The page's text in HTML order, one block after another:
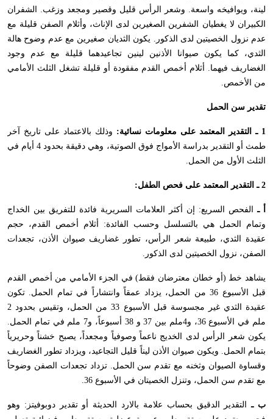
لينة، ويوافيخه واسعة. وشعر الرأس قليل وقصير ومجعد وزغب. الشفران
الكبيران لا يغطيان الشفرين الصغيرين لدى الإناث، وأثلام الصفن قليلة مع
عدم نزول الخصيتين لدى الذكور. يكون الثديان صغيرين مع عدم وضوح هالة
الثدي، كما يكون صيوانا الأذنين لينين تجاعيدهما قليلة مع عدم وجود
الغضاريف فيهما. أثلام أخمص القدم مفقودة أو قليلة تشغل الثلث الأمامي
من الأخمص.
تقدير سن الحمل
1 ـ التقدير المعتمد على معلومات نسائية:
وذلك بالاعتماد على تاريخ آخر
طمث أو التقدير بدراسة الأمواج فوق الصوتية، وهي دقيقة بحدود 4 أيام في
الثلث الأول من الحمل.
2 ـ التقدير المعتمد على فحص الطفل:
أ ـ
الفحص السريع: إن أكثر العلامات السريرية فائدة للتفريق بين الخداج
وتمام الحمل هي بالتسلسل وحسب الفائدة: أثلام أخمص القدم، حجم
عقيدة الثدي، طبيعة شعر الرأس، تطور غضاريف صيوان الأذن، تجعدات
الصفن، نزول الخصيتين لدى الذكور.
يشاهد خط (أو خطان معترضان فقط) في الجزء الأمامي من أخمص القدم
قبل الأسبوع 36 من الحمل، يزداد عمقاً وانتشاراً في تمام الحمل. تكون
عقيدة الثدي غير مجسوسة قبل الأسبوع 33 من الحمل، وتقيس بحدود 2
ملم في الأسبوع 36، و4ملم بين 37 و 38 أسبوعاً، و7 ملم في تمام الحمل.
يكون شعر الرأس لدى الخديج ناعماً وصوفياً ومجعداً، يصبح خشناً وحريرياً
بتمام الحمل. ويكون صيوان الأذن ليناً قليل التجاعيد، ويزداد تطور الغضاريف
وقساوة الصيوان وثخنه مع تقدم سن الحمل. تزداد تجعدات الصفن وضوحاً
مع تقدم سن الحمل، وتنزل الخصيتان في الأسبوع 36.
ب ـ
التقدير الدقيق بحساب علامة بالارد الحديثة أو تقدير دوبوفيتز: وهو